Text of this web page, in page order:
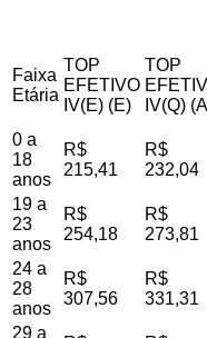
Faixa
Etária
TOP
EFETIVO
IV(E) (E)
TOP
IV(Q)
0 a
18
anos
R$
215,41
R$
232,04
19 a
23
anos
R$
254,18
R$
273,81
24 a
28
anos
R$
307,56
R$
331,31
29 a